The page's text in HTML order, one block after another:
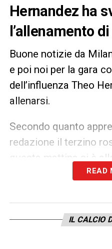
Hernandez ha
l’allenamento
Buone notizie da
e poi noi per la gara
dell’influenza Theo
allenarsi.
Secondo quanto
redazione il terzino
questa mattina si è
insieme al resto dei
contro l’Empoli.
READ
IL CALCIO